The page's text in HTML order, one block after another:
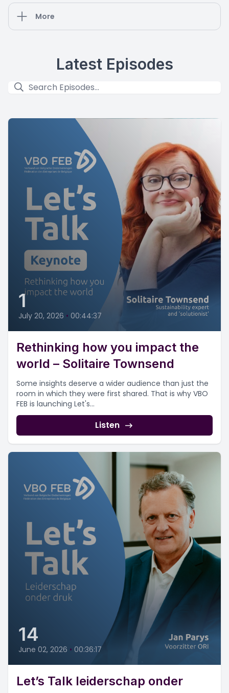
More
Latest Episodes
1
July 20, 2026 • 00:44:37
Rethinking how you impact the
world – Solitaire Townsend
Some insights deserve a wider audience than just the
room in which they were first shared. That is why VBO
FEB is launching Let's...
Listen
14
June 02, 2026 • 00:36:17
Let’s Talk leiderschap onder